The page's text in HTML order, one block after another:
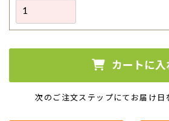
カートに入
次のご注文ステップにて お届け日